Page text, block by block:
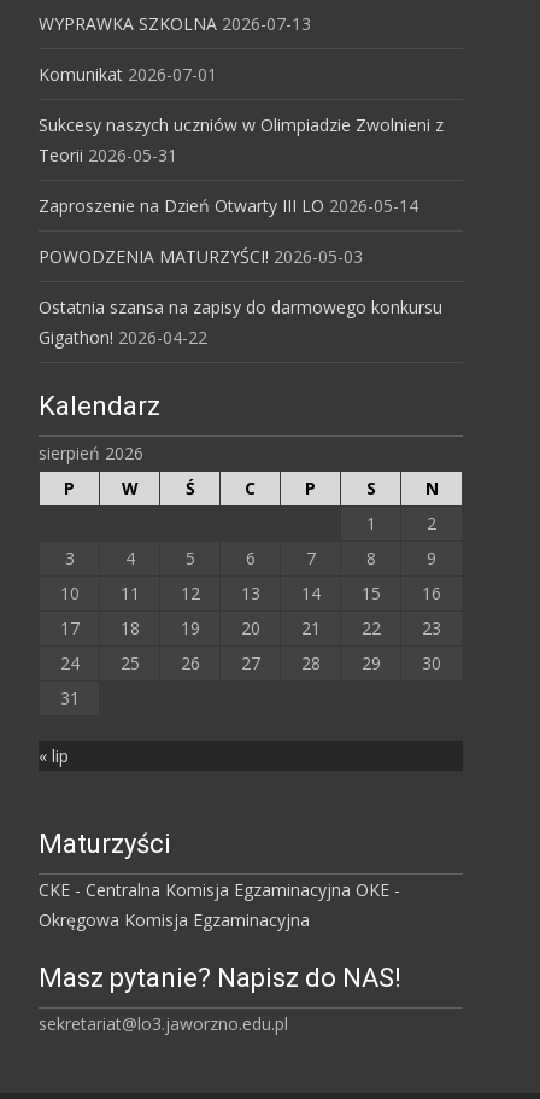
WYPRAWKA SZKOLNA 2026-07-13
Komunikat 2026-07-01
Sukcesy naszych uczniów w Olimpiadzie Zwolnieni z
Teorii 2026-05-31
Zaproszenie na Dzień Otwarty III LO 2026-05-14
POWODZENIA MATURZYŚCI! 2026-05-03
Ostatnia szansa na zapisy do darmowego konkursu
Gigathon! 2026-04-22
Kalendarz
sierpień 2026
P
W Ś C P S
N
1
2
3
4 5 6 7 8
9
10
11 12 13 14 15
16
17
18 19 20 21 22
23
24
25 26 27 28 29
30
31
« lip
Maturzyści
CKE - Centralna Komisja Egzaminacyjna OKE -
Okręgowa Komisja Egzaminacyjna
Masz pytanie? Napisz do NAS!
sekretariat@lo3.jaworzno.edu.pl